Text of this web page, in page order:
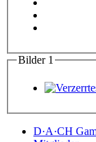
Bilder 1
D·A·CH